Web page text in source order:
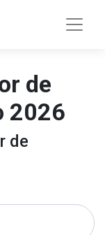
de
2026
de